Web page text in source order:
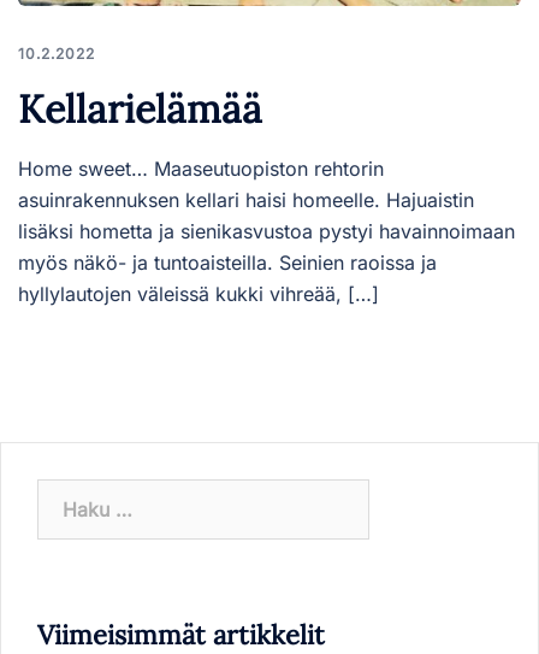
10.2.2022
Kellarielämää
Home sweet… Maaseutuopiston rehtorin
asuinrakennuksen kellari haisi homeelle. Hajuaistin
lisäksi hometta ja sienikasvustoa pystyi havainnoimaan
myös näkö- ja tuntoaisteilla. Seinien raoissa ja
hyllylautojen väleissä kukki vihreää, […]
Viimeisimmät artikkelit